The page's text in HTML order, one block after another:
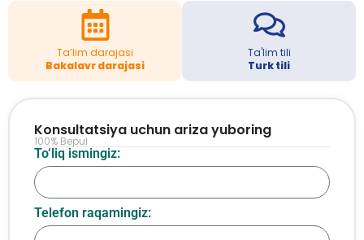
Ta’lim darajasi
Bakalavr darajasi
Ta'lim tili
Turk tili
To‘liq ismingiz:
Telefon raqamingiz:
Konsultatsiya uchun ariza yuboring
100% Bepul